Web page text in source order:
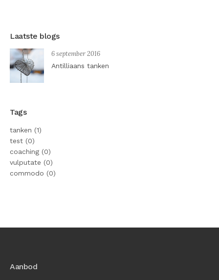
Laatste blogs
6 september 2016
Antilliaans tanken
Tags
tanken (1)
test (0)
coaching (0)
vulputate (0)
commodo (0)
Aanbod